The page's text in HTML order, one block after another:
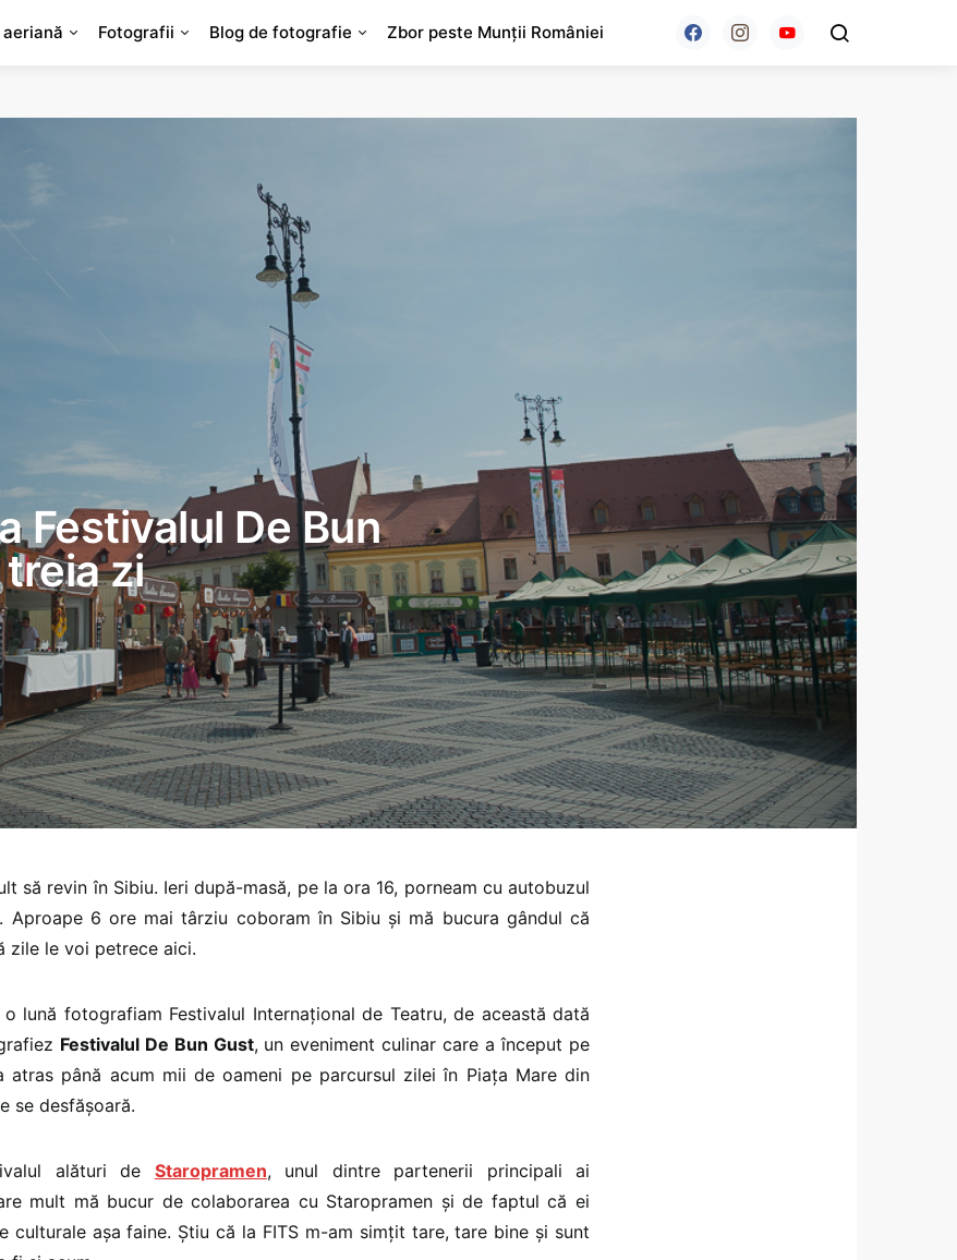
Fotografii Blog de fotografie Zbor peste Munții României
Festivalul De Bun
zi
să revin în Sibiu. Ieri după-masă, pe la ora 16, porneam cu autobuzul
Aproape 6 ore mai târziu coboram în Sibiu și mă bucura gândul că
zile le voi petrece aici.
lună fotografiam Festivalul Internațional de Teatru, de această dată
Festivalul De Bun Gust, un eveniment culinar care a început pe
atras până acum mii de oameni pe parcursul zilei în Piața Mare din
se desfășoară.
alături de Staropramen, unul dintre partenerii principali ai
mult mă bucur de colaborarea cu Staropramen și de faptul că ei
culturale așa faine. Știu că la FITS m-am simțit tare, tare bine și sunt